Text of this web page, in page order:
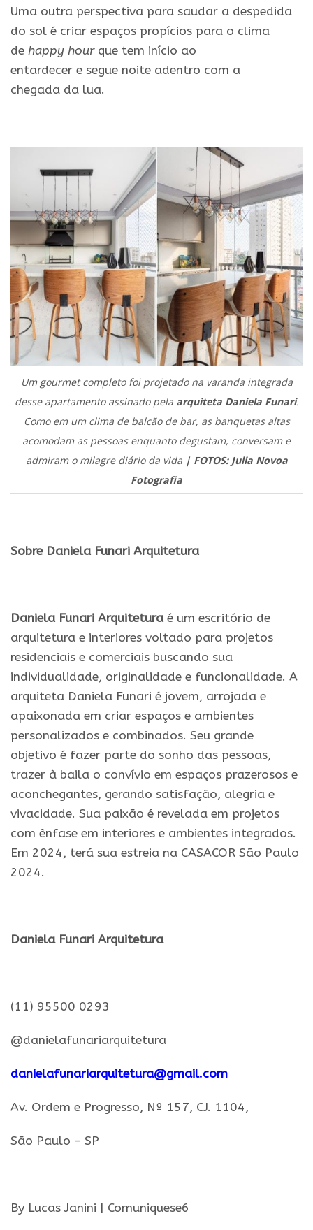
Uma outra perspectiva para saudar a despedida
do sol é criar espaços propícios para o clima
de happy hourque tem início ao
entardecer e segue noite adentro com a
chegada da lua.
Um gourmet completo foi projetado na varanda integrada
desse apartamento assinado pela arquiteta Daniela Funari.
Como em um clima de balcão de bar, as banquetas altas
acomodam as pessoas enquanto degustam, conversam e
admiram o milagre diário da vida| FOTOS: Julia Novoa
Fotografia
Sobre Daniela Funari Arquitetura
Daniela Funari Arquiteturaé um escritório de
arquitetura e interiores voltado para projetos
residenciais e comerciais buscando sua
individualidade, originalidade e funcionalidade. A
arquiteta Daniela Funari é jovem, arrojada e
apaixonada em criar espaços e ambientes
personalizados e combinados. Seu grande
objetivo é fazer parte do sonho das pessoas,
trazer à baila o convívio em espaços prazerosos e
aconchegantes, gerando satisfação, alegria e
vivacidade. Sua paixão é revelada em projetos
com ênfase em interiores e ambientes integrados.
Em 2024, terá sua estreia na CASACOR São Paulo
2024.
Daniela Funari Arquitetura
(11) 95500 0293
@danielafunariarquitetura
danielafunariarquitetura@gmail.com
Av. Ordem e Progresso, Nº 157, CJ. 1104,
São Paulo – SP
By Lucas Janini | Comuniquese6